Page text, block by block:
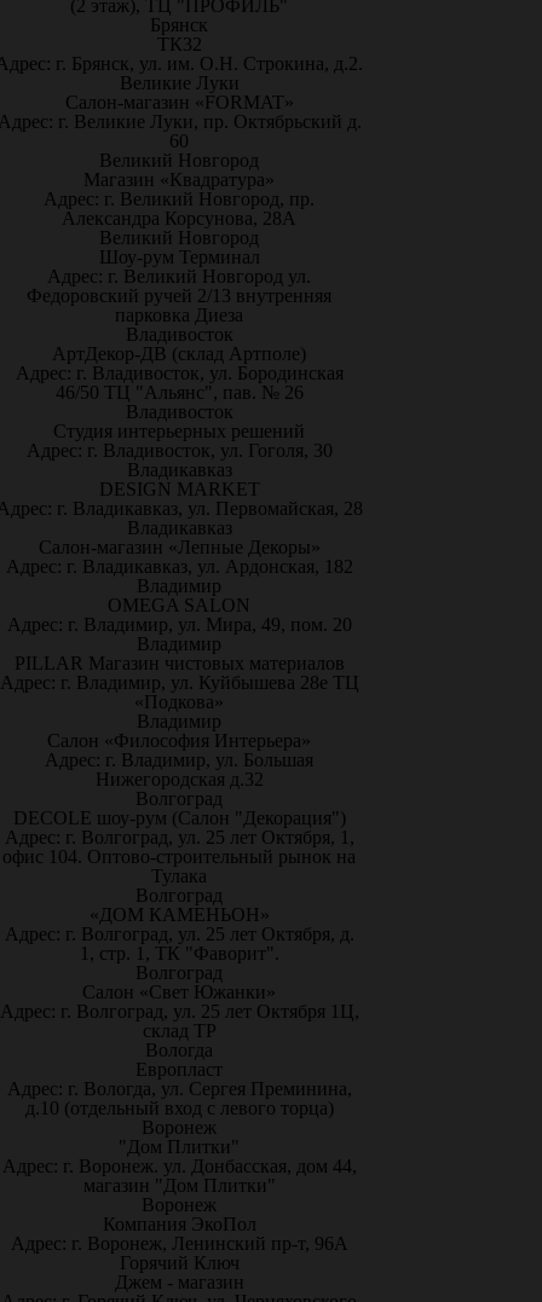
(2 этаж), ТЦ "ПРОФИЛЬ"
Брянск
ТК32
г. Брянск, ул. им. О.Н. Строкина, д.2.
Великие Луки
Салон-магазин «FORMAT»
г. Великие Луки, пр. Октябрьский д.
60
Великий Новгород
Магазин «Квадратура»
Адрес: г. Великий Новгород, пр.
Александра Корсунова, 28А
Великий Новгород
Шоу-рум Терминал
Адрес: г. Великий Новгород ул.
Федоровский ручей 2/13 внутренняя
парковка Диеза
Владивосток
АртДекор-ДВ (склад Артполе)
Адрес: г. Владивосток, ул. Бородинская
46/50 ТЦ "Альянс", пав. № 26
Владивосток
Студия интерьерных решений
Адрес: г. Владивосток, ул. Гоголя, 30
Владикавказ
DESIGN MARKET
г. Владикавказ, ул. Первомайская, 28
Владикавказ
Салон-магазин «Лепные Декоры»
Адрес: г. Владикавказ, ул. Ардонская, 182
Владимир
OMEGA SALON
Адрес: г. Владимир, ул. Мира, 49, пом. 20
Владимир
PILLAR Магазин чистовых материалов
Адрес: г. Владимир, ул. Куйбышева 28е ТЦ
«Подкова»
Владимир
Салон «Философия Интерьера»
Адрес: г. Владимир, ул. Большая
Нижегородская д.32
Волгоград
DECOLE шоу-рум (Салон "Декорация")
Адрес: г. Волгоград, ул. 25 лет Октября, 1,
офис 104. Оптово-строительный рынок на
Тулака
Волгоград
«ДОМ КАМЕНЬОН»
Адрес: г. Волгоград, ул. 25 лет Октября, д.
1, стр. 1, ТК "Фаворит".
Волгоград
Салон «Свет Южанки»
Адрес: г. Волгоград, ул. 25 лет Октября 1Ц,
склад ТР
Вологда
Европласт
Адрес: г. Вологда, ул. Сергея Преминина,
д.10 (отдельный вход с левого торца)
Воронеж
"Дом Плитки"
Адрес: г. Воронеж. ул. Донбасская, дом 44,
магазин "Дом Плитки"
Воронеж
Компания ЭкоПол
Адрес: г. Воронеж, Ленинский пр-т, 96А
Горячий Ключ
Джем - магазин